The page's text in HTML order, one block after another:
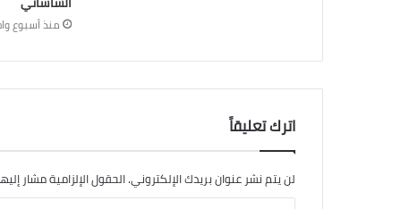
منذ أسبوع
اترك تعليقاً
لن يتم نشر عنوان بريدك الإلكتروني.الحقول الإلزامية مشار